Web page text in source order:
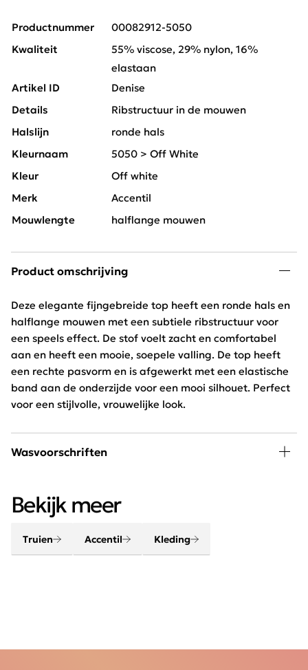
Productnummer
00082912-5050
Kwaliteit
55% viscose, 29% nylon, 16%
elastaan
Artikel ID
Denise
Details
Ribstructuur in de mouwen
Halslijn
ronde hals
Kleurnaam
5050 > Off White
Kleur
Off white
Merk
Accentil
Mouwlengte
halflange mouwen
Product omschrijving
Deze elegante fijngebreide top heeft een ronde hals en
halflange mouwen met een subtiele ribstructuur voor
een speels effect. De stof voelt zacht en comfortabel
aan en heeft een mooie, soepele valling. De top heeft
een rechte pasvorm en is afgewerkt met een elastische
band aan de onderzijde voor een mooi silhouet. Perfect
voor een stijlvolle, vrouwelijke look.
Wasvoorschriften
Bekijk meer
Truien Accentil Kleding